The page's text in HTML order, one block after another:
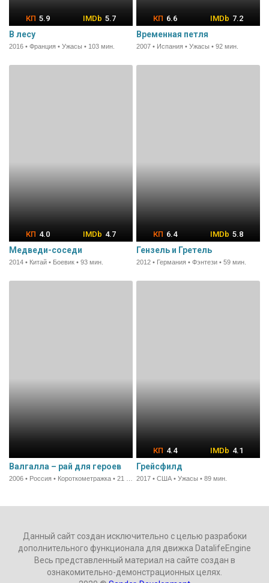
5.9 5.7
В лесу
2016 • Франция • Ужасы • 103 мин.
6.6 7.2
Временная петля
2007 • Испания • Ужасы • 92 мин.
4.0 4.7
Медведи-соседи
2014 • Китай • Боевик • 93 мин.
6.4 5.8
Гензель и Гретель
2012 • Германия • Фэнтези • 59 мин.
Валгалла – рай для героев
4.4 4.1
Грейсфилд
2017 • США • Ужасы • 89 мин.
Данный сайт создан исключительно с целью разрабоки
дополнительного функционала для движка DatalifeEngine
Весь представленный материал на сайте создан в
ознакомительно-демонстрационных целях.